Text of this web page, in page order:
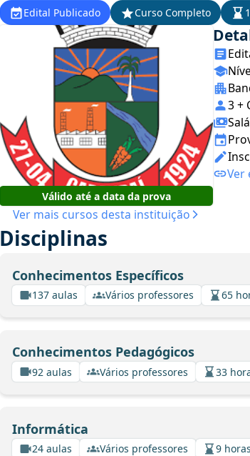
Edital Publicado Curso Completo
Válido até a data da prova
Ver mais cursos desta instituição
3 +
Ver
Disciplinas
Conhecimentos Específicos
137 aulas Vários professores 65
Conhecimentos Pedagógicos
92 aulas Vários professores 33
Informática
24 aulas Vários professores 9